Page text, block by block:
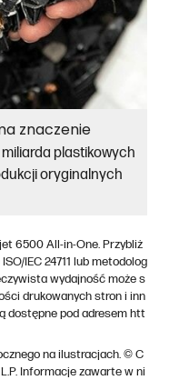
znaczenie
plastikowych
oryginalnych
6500 All-in-One. Przybliż
IEC 24711 lub metodolog
wydajność może s
drukowanych stron i inn
dostępne pod adresem htt
na ilustracjach. © C
Informacje zawarte w ni